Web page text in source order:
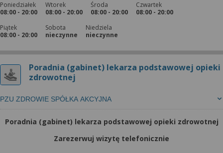
Poniedziałek
08:00 - 20:00
Wtorek
08:00 - 20:00
Środa
08:00 - 20:00
Czwartek
08:00 - 20:00
Piątek
08:00 - 20:00
Sobota
nieczynne
Niedziela
nieczynne
Poradnia (gabinet) lekarza podstawowej opieki
zdrowotnej
PZU ZDROWIE SPÓŁKA AKCYJNA
Poradnia (gabinet) lekarza podstawowej opieki zdrowotnej
Zarezerwuj wizytę telefonicznie